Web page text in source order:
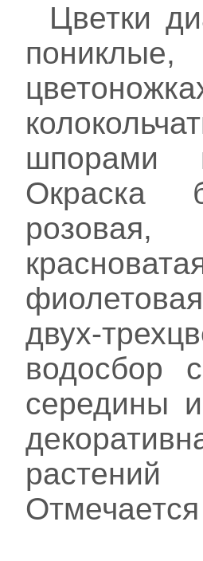
Цветки
шпорами
Окраска
двух-
водосбор
середины